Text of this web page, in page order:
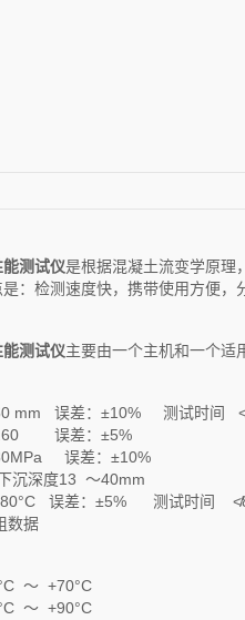
测试仪是根据混凝土流变学原理
：检测速度快，携带使用方便，
测试仪主要由一个主机和一个适
mm 误差：±10% 测试时间
误差：±5%
误差：±10%
下沉深度13 ～40mm
误差：±5% 测试时间
数据
～ +70°C
～ +90°C